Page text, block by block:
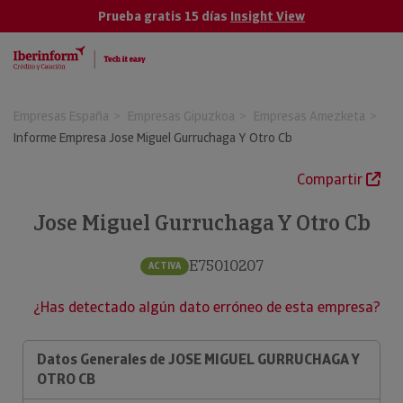
Prueba gratis 15 días Insight View
Empresas España Empresas Gipuzkoa
Empresas Amezketa
Informe Empresa Jose Miguel Gurruchaga Y Otro Cb
Compartir
Jose Miguel Gurruchaga Y Otro Cb
ACTIVA E75010207
¿Has detectado algún dato erróneo de esta empresa?
Datos Generales de JOSE MIGUEL GURRUCHAGA Y
OTRO CB